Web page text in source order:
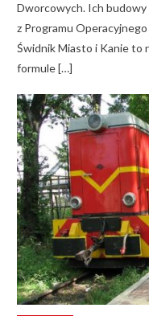
Dworcowych. Ich budowy
z Programu
Świdnik Miasto i Kanie to
formule […]